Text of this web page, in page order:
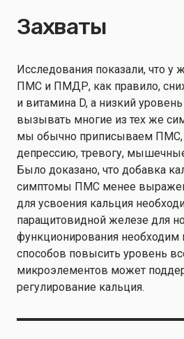
Захваты
Исследования показали, что
ПМС и ПМДР, как правило,
и витамина D, а низкий
вызывать многие из тех же
мы обычно приписываем ПМС,
депрессию, тревогу,
Было доказано, что добавка
симптомы ПМС менее
для усвоения кальция
паращитовидной железе для
функционирования необходим
способов повысить уровень
микроэлементов может
регулирование кальция.